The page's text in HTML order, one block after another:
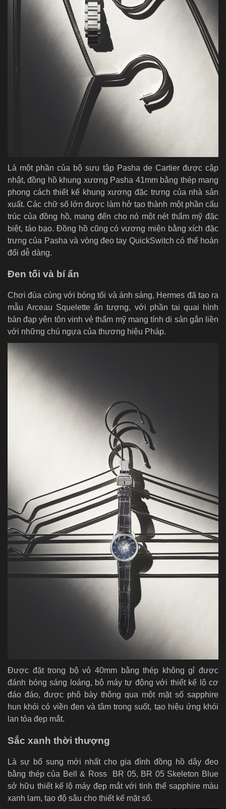
Là một phần của bộ sưu tập Pasha de Cartier được cập
nhật, đồng hồ khung xương Pasha 41mm bằng thép mang
phong cách thiết kế khung xương đặc trưng của nhà sản
xuất. Các chữ số lớn được làm hở tạo thành một phần cấu
trúc của đồng hồ, mang đến cho nó một nét thẩm mỹ đặc
biệt, táo bạo. Đồng hồ cũng có vương miện bằng xích đặc
trưng của Pasha và vòng đeo tay QuickSwitch có thể hoán
đổi dễ dàng.
Đen tối và bí ẩn
Chơi đùa cùng với bóng tối và ánh sáng, Hermes đã tạo ra
mẫu Arceau Squelette ấn tượng, với phần tai quai hình
bàn đạp yên tôn vinh vẻ thẩm mỹ mang tính di sản gắn liền
với những chú ngựa của thương hiệu Pháp.
Được đặt trong bộ vỏ 40mm bằng thép không gỉ được
đánh bóng sáng loáng, bộ máy tự động với thiết kế lộ cơ
đáo đáo, được phô bày thông qua một mặt số sapphire
hun khói có viền đen và tâm trong suốt, tạo hiệu ứng khói
lan tỏa đẹp mắt.
Sắc xanh thời thượng
Là sự bổ sung mới nhất cho gia đình đồng hồ dây đeo
bằng thép của Bell & Ross BR 05, BR 05 Skeleton Blue
sở hữu thiết kế lộ máy đẹp mắt với tinh thể sapphire màu
xanh lam, tạo độ sâu cho thiết kế mặt số.